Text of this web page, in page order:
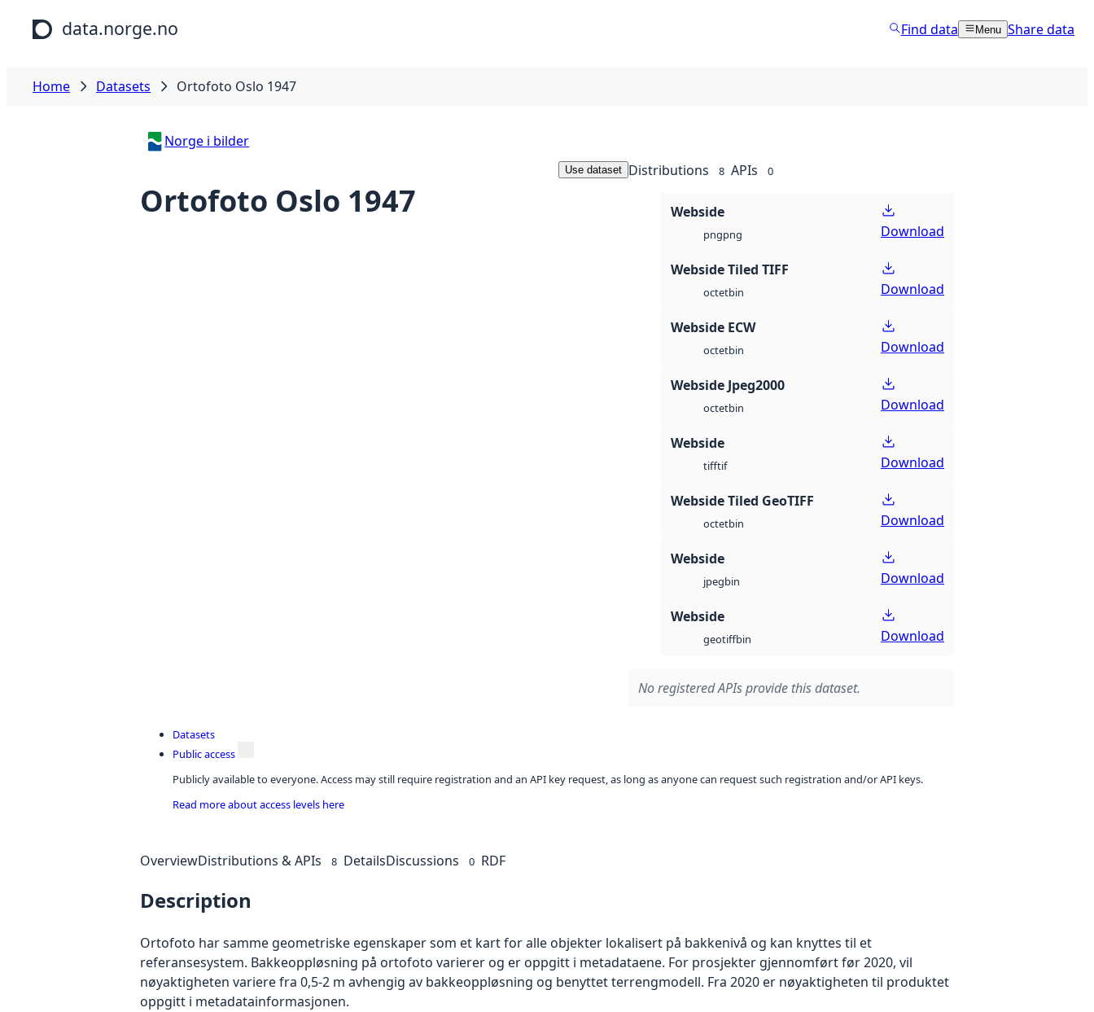
Skip to main content
data.norge.no Find data Menu Share data
Home Datasets Ortofoto Oslo 1947
Norge i bilder
Ortofoto Oslo 1947
Use dataset Distributions 8 APIs 0
Webside
pngpng Download
Webside Tiled TIFF
octetbin Download
Webside ECW
octetbin Download
Webside Jpeg2000
octetbin Download
Webside
tifftif Download
Webside Tiled GeoTIFF
octetbin Download
Webside
jpegbin Download
Webside
geotiffbin Download
No registered APIs provide this dataset.
Datasets
Public access
Publicly available to everyone. Access may still require registration and an API key request, as long as anyone can request such registration and/or API keys.
Read more about access levels here
OverviewDistributions & APIs 8 DetailsDiscussions 0 RDF
Description
Ortofoto har samme geometriske egenskaper som et kart for alle objekter lokalisert på bakkenivå og kan knyttes til et
referansesystem. Bakkeoppløsning på ortofoto varierer og er oppgitt i metadataene. For prosjekter gjennomført før 2020, vil
nøyaktigheten variere fra 0,5-2 m avhengig av bakkeoppløsning og benyttet terrengmodell. Fra 2020 er nøyaktigheten til produktet
oppgitt i metadatainformasjonen.